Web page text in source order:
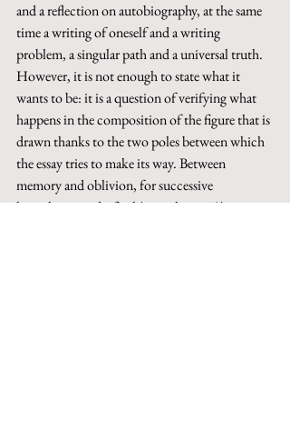
and a reflection on autobiography, at the same
time a writing of oneself and a writing
problem, a singular path and a universal truth.
However, it is not enough to state what it
wants to be: it is a question of verifying what
happens in the composition of the figure that is
drawn thanks to the two poles between which
the essay tries to make its way. Between
memory and oblivion, for successive
hypotheses, and a final (or inchoative?)